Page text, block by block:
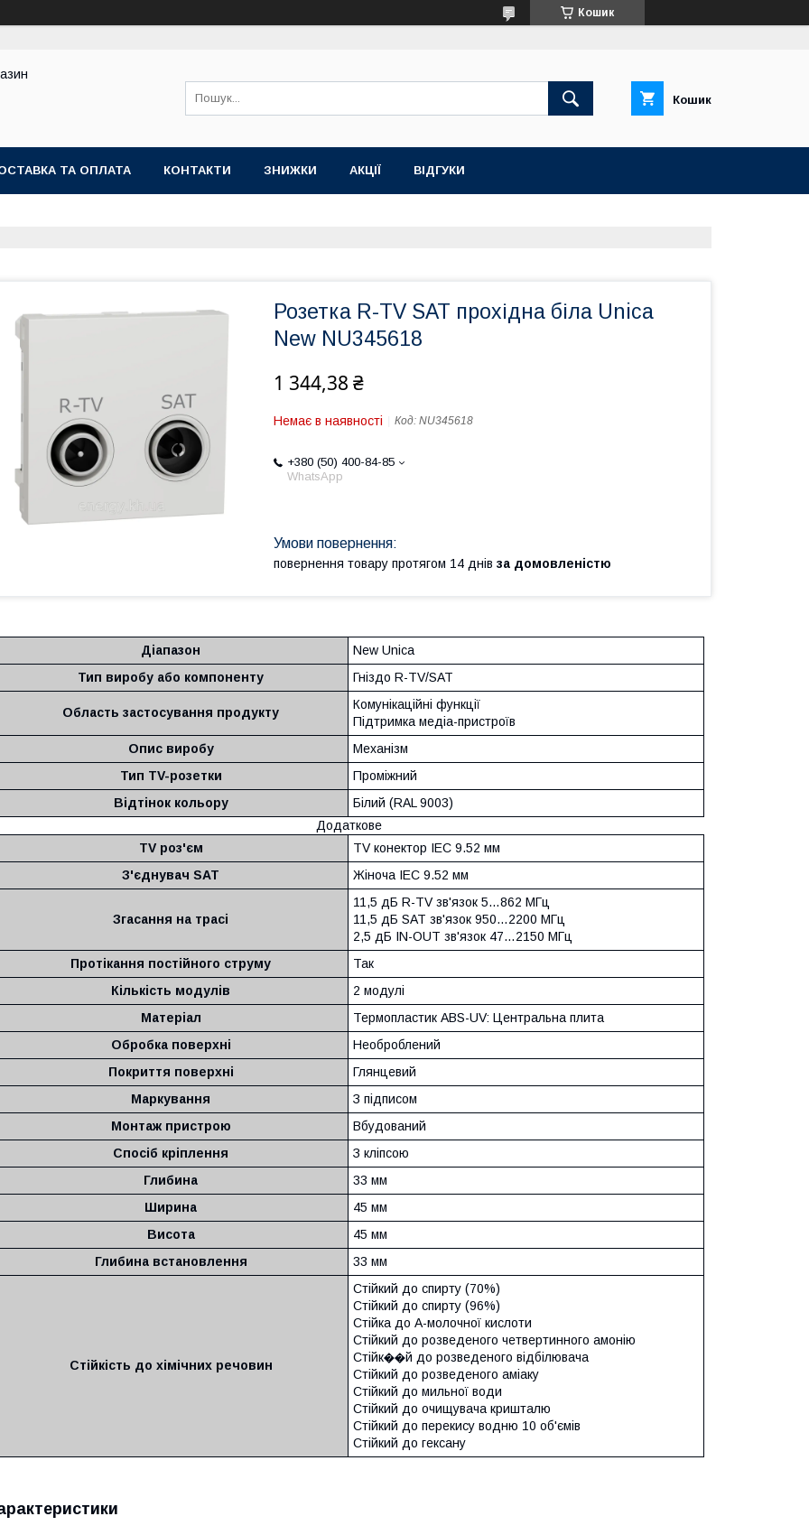
Кошик
Кошик
ТА ОПЛАТА КОНТАКТИ ЗНИЖКИ АКЦІЇ ВІДГУКИ
Розетка R-TV SAT прохідна біла Unica
New NU345618
1 344,38 ₴
Немає в наявності Код: NU345618
+380 (50) 400-84-85
WhatsApp
повернення товару протягом 14 днів за домовленістю
Діапазон
New Unica
Тип виробу або компоненту
Гніздо R-TV/SAT
Область застосування продукту
Комунікаційні функції
Підтримка медіа-пристроїв
Опис виробу
Механізм
Тип TV-розетки
Проміжний
Відтінок кольору
Білий (RAL 9003)
Додаткове
TV роз'єм
TV конектор IEC 9.52 мм
З'єднувач SAT
Жіноча IEC 9.52 мм
Згасання на трасі
11,5 дБ R-TV зв'язок 5…862 МГц
11,5 дБ SAT зв'язок 950…2200 МГц
2,5 дБ IN-OUT зв'язок 47…2150 МГц
Протікання постійного струму
Так
Кількість модулів
2 модулі
Матеріал
Термопластик ABS-UV: Центральна плита
Обробка поверхні
Необроблений
Покриття поверхні
Глянцевий
Маркування
З підписом
Монтаж пристрою
Вбудований
Спосіб кріплення
З кліпсою
Глибина
33 мм
Ширина
45 мм
Висота
45 мм
Глибина встановлення
33 мм
Стійкість до хімічних речовин
Стійкий до спирту (70%)
Стійкий до спирту (96%)
Стійка до A-молочної кислоти
Стійкий до розведеного четвертинного амонію
Стійк��й до розведеного відбілювача
Стійкий до розведеного аміаку
Стійкий до мильної води
Стійкий до очищувача кришталю
Стійкий до перекису водню 10 об'ємів
Стійкий до гексану